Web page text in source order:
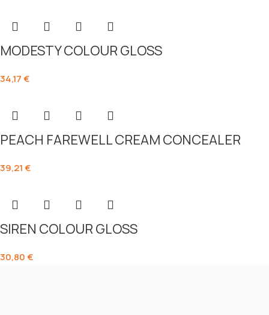
MODESTY COLOUR GLOSS
34,17€
PEACH FAREWELL CREAM CONCEALER
39,21€
SIREN COLOUR GLOSS
30,80€